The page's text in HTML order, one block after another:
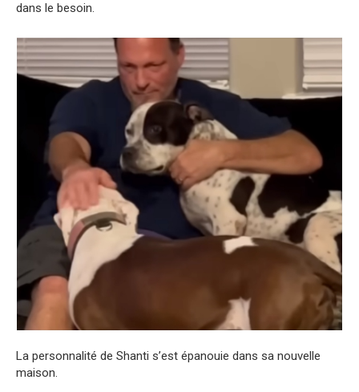
dans le besoin.
La personnalité de Shanti s’est épanouie dans sa nouvelle
maison.